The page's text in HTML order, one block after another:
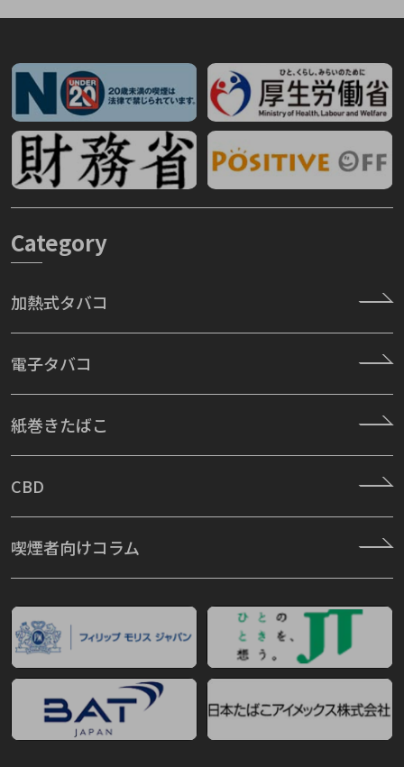
Category
加熱式タバコ
電子タバコ
紙巻きたばこ
CBD
喫煙者向けコラム